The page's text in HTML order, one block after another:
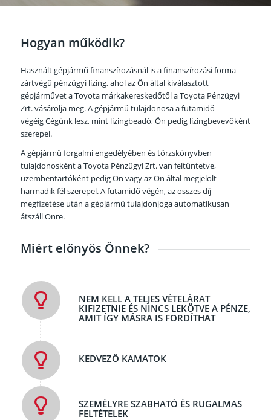
Hogyan működik?
Használt gépjármű finanszírozásnál is a finanszírozási forma
zártvégű pénzügyi lízing, ahol az Ön által kiválasztott
gépjárművet a Toyota márkakereskedőtől a Toyota Pénzügyi
Zrt. vásárolja meg. A gépjármű tulajdonosa a futamidő
végéig Cégünk lesz, mint lízingbeadó, Ön pedig lízingbevevőként
szerepel.
A gépjármű forgalmi engedélyében és törzskönyvben
tulajdonosként a Toyota Pénzügyi Zrt. van feltüntetve,
üzembentartóként pedig Ön vagy az Ön által megjelölt
harmadik fél szerepel. A futamidő végén, az összes díj
megfizetése után a gépjármű tulajdonjoga automatikusan
átszáll Önre.
Miért előnyös Önnek?
NEM KELL A TELJES VÉTELÁRAT
KIFIZETNIE ÉS NINCS LEKÖTVE A PÉNZE,
AMIT ÍGY MÁSRA IS FORDÍTHAT
KEDVEZŐ KAMATOK
SZEMÉLYRE SZABHATÓ ÉS RUGALMAS
FELTÉTELEK